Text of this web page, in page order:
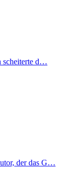
scheiterte d…
der das G…